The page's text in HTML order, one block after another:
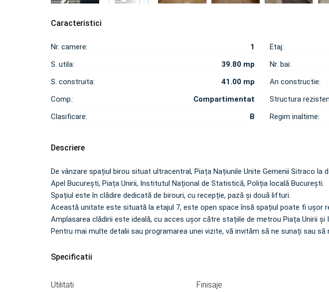
Caracteristici
Nr. camere:
1
S. utila:
39.80 mp
S. construita:
41.00 mp
Comp.:
Compartimentat
Clasificare:
B
Etaj:
Nr. bai:
An constructie:
Structura
Regim inaltime:
Descriere
De vânzare spațiul birou situat ultracentral, Piața Națiunile Unite Gemenii Sitraco la
Apel București, Piața Unirii, Institutul Național de Statistică, Poliția locală București.
Spațiul este în clădire dedicată de birouri, cu recepție, pază și două lifturi.
Această unitate este situată la etajul 7, este open space însă spațiul poate fi ușor
Amplasarea clădirii este ideală, cu acces ușor către stațiile de metrou Piața Unirii și
Pentru mai multe detalii sau programarea unei vizite, vă invităm să ne sunați sau să
Specificatii
Utilitati Finisaje